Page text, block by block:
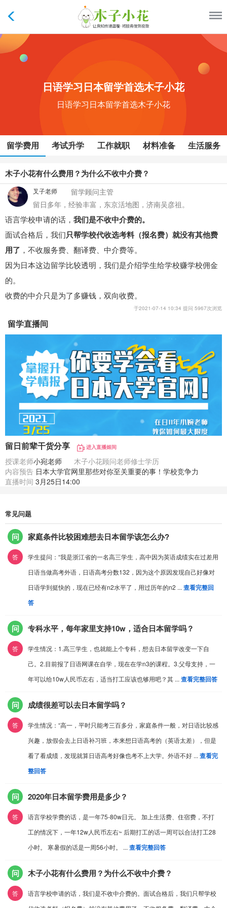
日语学习日本留学首选木子小花
日语学习日本留学首选木子小花
留学费用 考试升学 工作就职 材料准备 生活服务
木子小花有什么费用？为什么不收中介费？
叉子老师
留学顾问主管
留日多年，经验丰富，东京活地图，济南吴彦祖。
语言学校申请的话， 我们是不收中介费的。
面试合格后，我们只帮学校代收选考料（报名费）就没有其他费
用了 ，不收服务费、翻译费、中介费等。
因为日本这边留学比较透明，我们是介绍学生给学校赚学校佣金
的。
收费的中介只是为了多赚钱，双向收费。
于2021-07-14 10:34 提问 5967次浏览
留学直播间
留日前辈干货分享 进入直播姬间
授课老师小宛老师
木子小花顾问老师修士学历
内容预告 日本大学官网里那些对你至关重要的事！学校竞争力
直播时间 3月25日14:00
常见问题
问 家庭条件比较困难想去日本留学该怎么办?
答
学生提问：“我是浙江省的一名高三学生，高中因为英语成绩实在过差用
日语当做高考外语，日语高考分数132，因为这个原因发现自己好像对
日语学到挺快的，现在已经有n2水平了，用过历年的n2 ... 查看完整回
答
问 专科水平，每年家里支持10w，适合日本留学吗？
答
学生情况：1.高三学生，也就能上个专科，想去日本留学改变一下自
己。2.目前报了日语网课在自学，现在在学n3的课程。3.父母支持，一
年可以给10w人民币左右，适当打工应该也够用吧？其 ... 查看完整回答
问 成绩很差可以去日本留学吗？
答
学生情况：“高一，平时只能考三百多分，家庭条件一般，对日语比较感
兴趣，放假会去上日语补习班，本来想日语高考的（英语太差），但是
看了看成绩，发现就算日语高考好像也考不上大学。外语不好 ... 查看完
整回答
问 2020年日本留学费用是多少？
答
语言学校学费的话，是一年75-80w日元。 加上生活费、住宿费，不打
工的情况下，一年12w人民币左右~ 后期打工的话一周可以合法打工28
小时。 寒暑假的话是一周56小时。 ... 查看完整回答
问 木子小花有什么费用？为什么不收中介费？
答
语言学校申请的话，我们是不收中介费的。面试合格后，我们只帮学校